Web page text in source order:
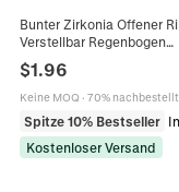
Bunter Zirkonia Offener
Verstellbar Regenbogen
Schmuck Geschenk
Accessoires
$1.96
Keine MOQ · 70% nachbestellt
Spitze 10% Bestseller
Kostenloser Versand